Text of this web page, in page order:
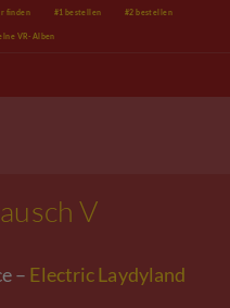
finden #1 bestellen #2 bestellen
VR-Alben
V
– Electric Laydyland